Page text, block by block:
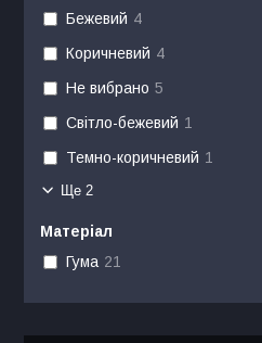
Бежевий 4
Коричневий 4
Не вибрано 5
Світло-бежевий 1
Темно-коричневий 1
Ще 2
Матеріал
Гума 21